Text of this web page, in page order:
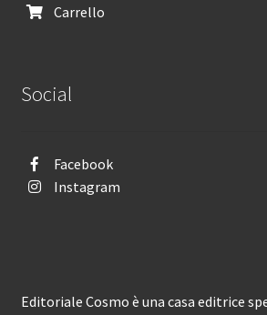
Carrello
Social
Facebook
Instagram
Editoriale Cosmo è una casa editrice